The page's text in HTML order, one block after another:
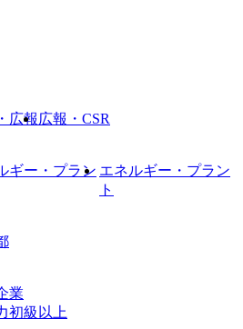
広報 広報・CSR
ギー・プラン エネルギー・プラン
ト
業
初級以上